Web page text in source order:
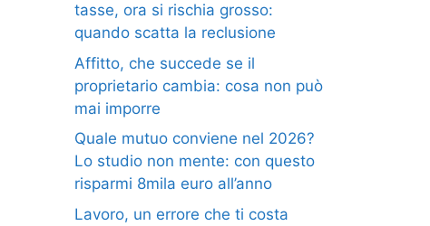
tasse, ora si rischia grosso:
quando scatta la reclusione
Affitto, che succede se il
proprietario cambia: cosa non può
mai imporre
Quale mutuo conviene nel 2026?
Lo studio non mente: con questo
risparmi 8mila euro all’anno
Lavoro, un errore che ti costa